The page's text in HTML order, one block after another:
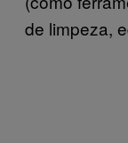
de limpeza,